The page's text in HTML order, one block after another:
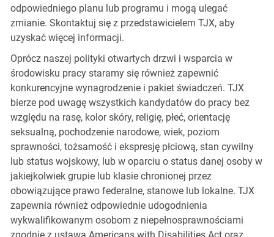
odpowiedniego planu lub programu i mogą ulegać
zmianie. Skontaktuj się z przedstawicielem TJX, aby
uzyskać więcej informacji.
Oprócz naszej polityki otwartych drzwi i wsparcia w
środowisku pracy staramy się również zapewnić
konkurencyjne wynagrodzenie i pakiet świadczeń. TJX
bierze pod uwagę wszystkich kandydatów do pracy bez
względu na rasę, kolor skóry, religię, płeć, orientację
seksualną, pochodzenie narodowe, wiek, poziom
sprawności, tożsamość i ekspresję płciową, stan cywilny
lub status wojskowy, lub w oparciu o status danej osoby w
jakiejkolwiek grupie lub klasie chronionej przez
obowiązujące prawo federalne, stanowe lub lokalne. TJX
zapewnia również odpowiednie udogodnienia
wykwalifikowanym osobom z niepełnosprawnościami
zgodnie z ustawą Americans with Disabilities Act oraz